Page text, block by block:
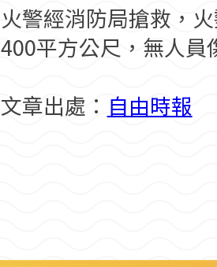
火警經消防局搶救，
400平方公尺，無人員
文章出處： 自由時報